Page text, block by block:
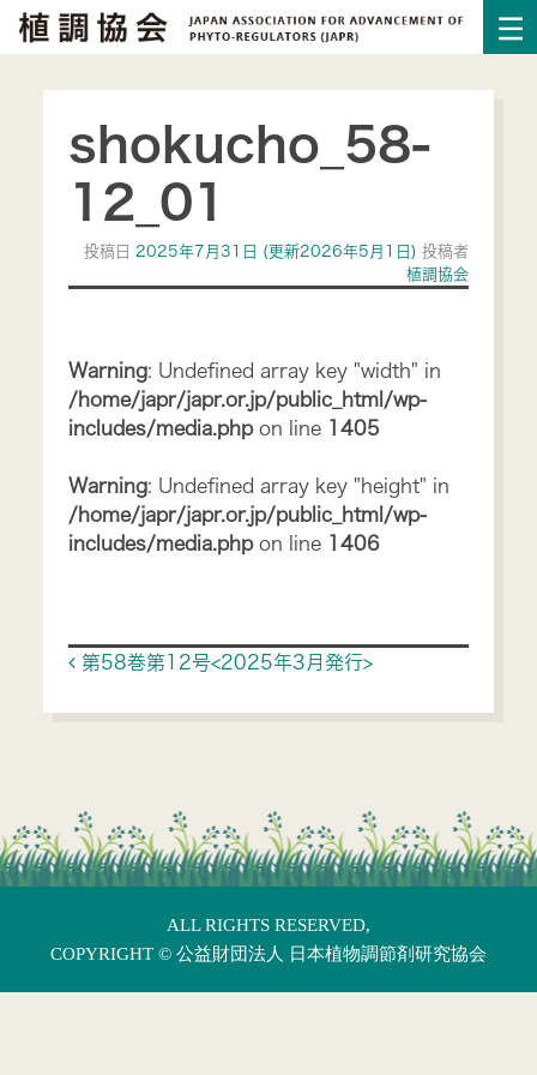
shokucho_58-
12_01
投稿日 2025年7月31日 (更新2026年5月1日)投稿者
植調協会
Warning: Undefined array key "width" in
/home/japr/japr.or.jp/public_html/wp-
includes/media.phpon line 1405
Warning: Undefined array key "height" in
/home/japr/japr.or.jp/public_html/wp-
includes/media.phpon line 1406
Post navigation
第58巻第12号<2025年3月発行>
ALL RIGHTS RESERVED,
COPYRIGHT © 公益財団法人 日本植物調節剤研究協会